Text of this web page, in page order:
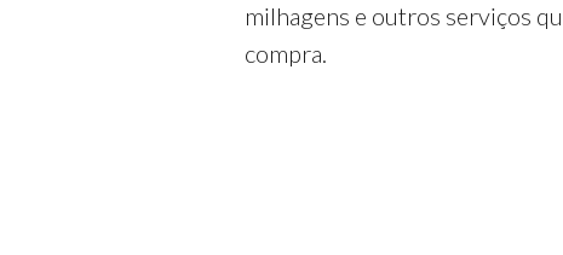
milhagens e outros serviços
compra.